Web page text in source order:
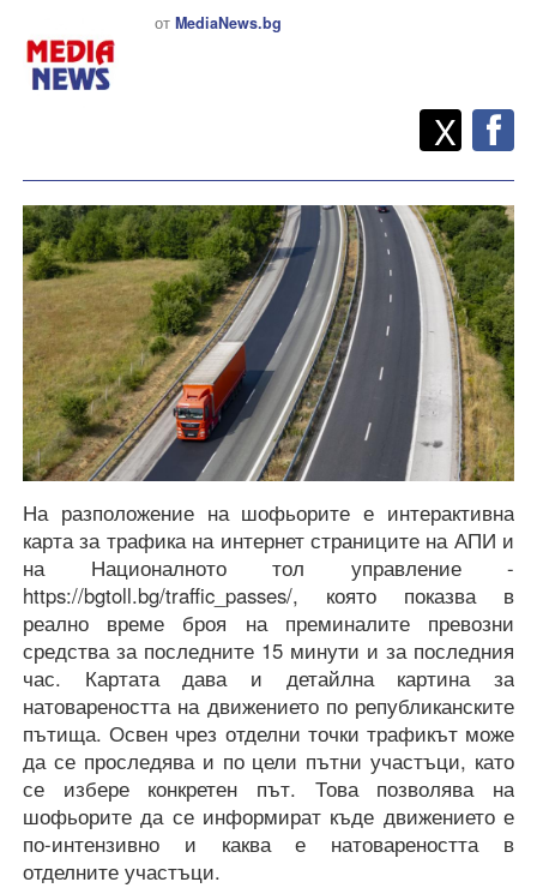
от MediaNews.bg
Споделете
X
На разположение на шофьорите е интерактивна
карта за трафика на интернет страниците на АПИ и
на Националното тол управление -
https://bgtoll.bg/traffic_passes/, която показва в
реално време броя на преминалите превозни
средства за последните 15 минути и за последния
час. Картата дава и детайлна картина за
натовареността на движението по републиканските
пътища. Освен чрез отделни точки трафикът може
да се проследява и по цели пътни участъци, като
се избере конкретен път. Това позволява на
шофьорите да се информират къде движението е
по-интензивно и каква е натовареността в
отделните участъци.